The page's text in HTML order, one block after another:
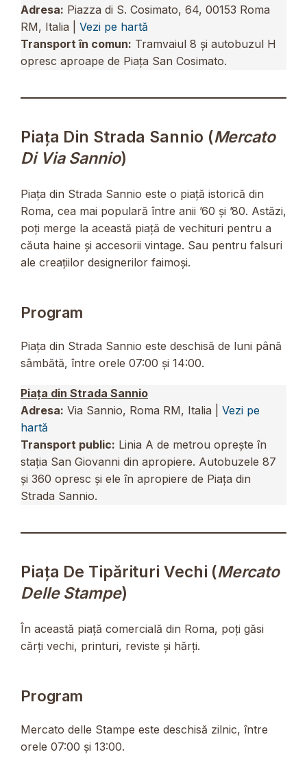
Adresa: Piazza di S. Cosimato, 64, 00153 Roma
RM, Italia | Vezi pe hartă
Transport în comun: Tramvaiul 8 și autobuzul H
opresc aproape de Piața San Cosimato.
Piața Din Strada Sannio (Mercato
Di Via Sannio)
Piața din Strada Sannio este o piață istorică din
Roma, cea mai populară între anii ’60 și ’80. Astăzi,
poți merge la această piață de vechituri pentru a
căuta haine și accesorii vintage. Sau pentru falsuri
ale creațiilor designerilor faimoși.
Program
Piața din Strada Sannio este deschisă de luni până
sâmbătă, între orele 07:00 și 14:00.
Piața din Strada Sannio
Adresa: Via Sannio, Roma RM, Italia | Vezi pe
hartă
Transport public: Linia A de metrou oprește în
stația San Giovanni din apropiere. Autobuzele 87
și 360 opresc și ele în apropiere de Piața din
Strada Sannio.
Piața De Tipărituri Vechi (Mercato
Delle Stampe)
În această piață comercială din Roma, poți găsi
cărți vechi, printuri, reviste și hărți.
Program
Mercato delle Stampe este deschisă zilnic, între
orele 07:00 și 13:00.